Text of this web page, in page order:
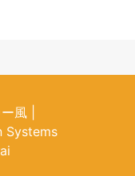
風
Systems